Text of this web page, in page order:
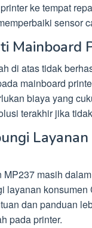
ke tempat
sensor
Mainboard
di atas tidak
mainboard
biaya yang
terakhir jika
masih
layanan konsumen
dan panduan
pada printer.